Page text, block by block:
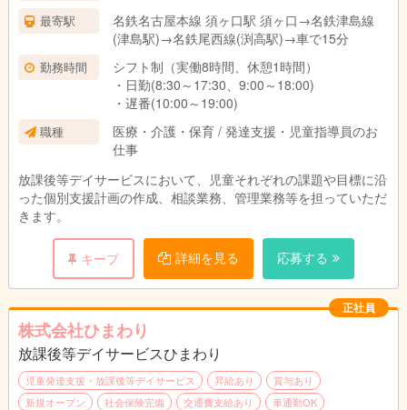
最寄駅
名鉄名古屋本線 須ヶ口駅 須ヶ口→名鉄津島線
(津島駅)→名鉄尾西線(渕高駅)→車で15分
勤務時間
シフト制（実働8時間、休憩1時間）
・日勤(8:30～17:30、9:00～18:00)
・遅番(10:00～19:00)
職種
医療・介護・保育 / 発達支援・児童指導員のお
仕事
放課後等デイサービスにおいて、児童それぞれの課題や目標に沿
った個別支援計画の作成、相談業務、管理業務等を担っていただ
きます。
キープ 詳細を見る 応募する
正社員
株式会社ひまわり
放課後等デイサービスひまわり
児童発達支援・放課後等デイサービス 昇給あり
賞与あり
新規オープン
社会保険完備 交通費支給あり
車通勤OK